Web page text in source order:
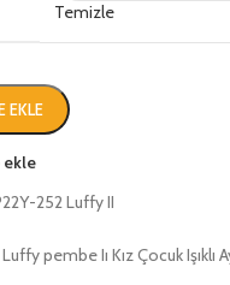
Temizle
EKLE
ekle
252 Luffy II
pembe Iı Kız Çocuk Işıklı